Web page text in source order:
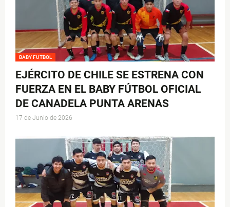
BABY FUTBOL
EJÉRCITO DE CHILE SE ESTRENA CON
FUERZA EN EL BABY FÚTBOL OFICIAL
DE CANADELA PUNTA ARENAS
17 de Junio de 2026